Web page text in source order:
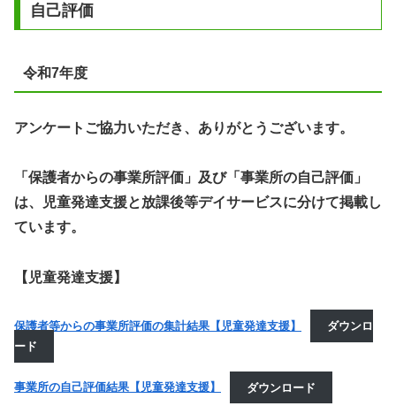
自己評価
令和7年度
アンケートご協力いただき、ありがとうございます。
「保護者からの事業所評価」及び「事業所の自己評価」
は、児童発達支援と放課後等デイサービスに分けて掲載し
ています。
【児童発達支援】
保護者等からの事業所評価の集計結果【児童発達支援】
ダウンロ
ード
事業所の自己評価結果【児童発達支援】 ダウンロード